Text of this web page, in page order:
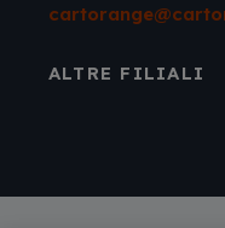
ALTRE FILIALI